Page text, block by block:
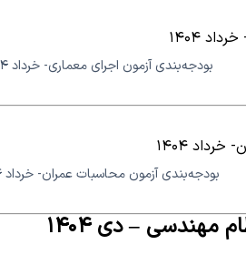
بودجه‌بندی آزمون اجرای معماری- خرداد ۱۴۰۴
بودجه‌بندی آزمون محاسبات عمران- خرداد ۱۴۰۴
مهندسی – دی ۱۴۰۴